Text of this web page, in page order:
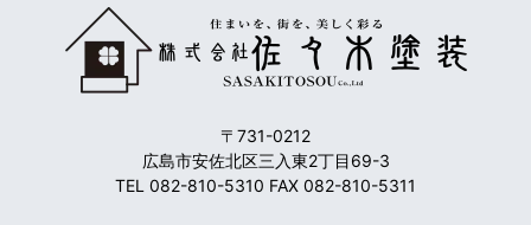
〒731-0212
広島市安佐北区三入東2丁目69-3
TEL 082-810-5310 FAX 082-810-5311